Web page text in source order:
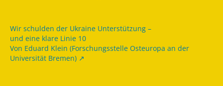
Wir schulden der Ukraine Unterstützung –
und eine klare Linie 10
Von Eduard Klein (Forschungsstelle Osteuropa an der
Universität Bremen)